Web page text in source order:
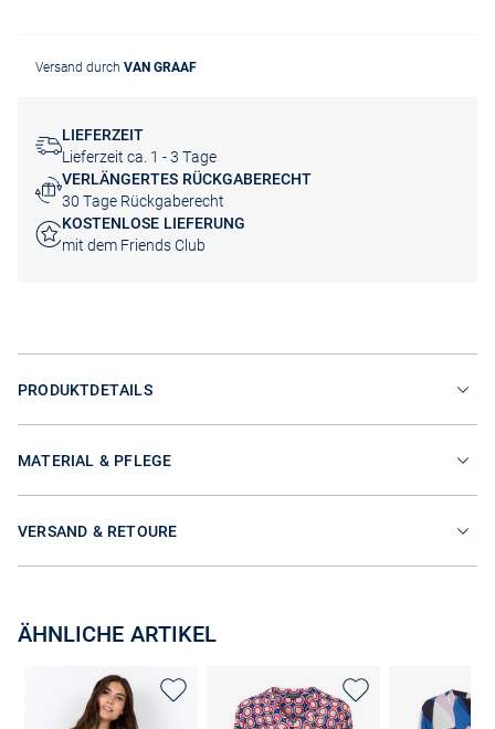
Versand durch VAN GRAAF
LIEFERZEIT
Lieferzeit ca. 1 - 3 Tage
VERLÄNGERTES RÜCKGABERECHT
30 Tage Rückgaberecht
KOSTENLOSE LIEFERUNG
mit dem Friends Club
PRODUKTDETAILS
MATERIAL & PFLEGE
VERSAND & RETOURE
ÄHNLICHE ARTIKEL